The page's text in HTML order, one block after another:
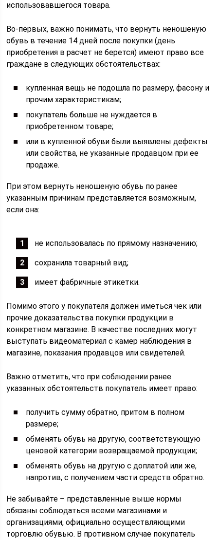
использовавшегося товара.
Во-первых, важно понимать, что вернуть неношеную
обувь в течение 14 дней после покупки (день
приобретения в расчет не берется) имеют право все
граждане в следующих обстоятельствах:
купленная вещь не подошла по размеру, фасону и
прочим характеристикам;
покупатель больше не нуждается в
приобретенном товаре;
или в купленной обуви были выявлены дефекты
или свойства, не указанные продавцом при ее
продаже.
При этом вернуть неношеную обувь по ранее
указанным причинам представляется возможным,
если она:
не использовалась по прямому назначению;
сохранила товарный вид;
имеет фабричные этикетки.
Помимо этого у покупателя должен иметься чек или
прочие доказательства покупки продукции в
конкретном магазине. В качестве последних могут
выступать видеоматериал с камер наблюдения в
магазине, показания продавцов или свидетелей.
Важно отметить, что при соблюдении ранее
указанных обстоятельств покупатель имеет право:
получить сумму обратно, притом в полном
размере;
обменять обувь на другую, соответствующую
ценовой категории возвращаемой продукции;
обменять обувь на другую с доплатой или же,
напротив, с получением части средств обратно.
Не забывайте – представленные выше нормы
обязаны соблюдаться всеми магазинами и
организациями, официально осуществляющими
торговлю обувью. В противном случае покупатель